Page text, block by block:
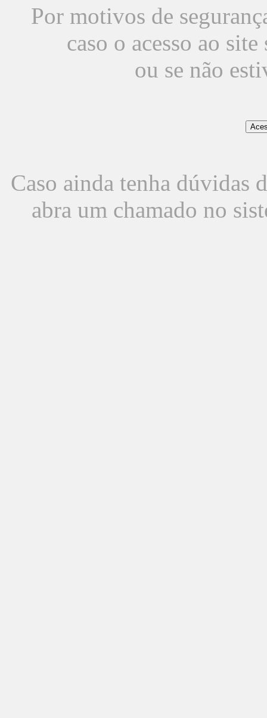
Por motivos de
caso o acesso ao
ou se não
Caso ainda tenha dúvidas
abra um chamado no